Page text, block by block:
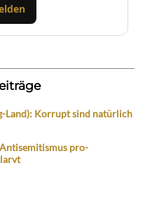
Land): Korrupt sind natürlich
pro-